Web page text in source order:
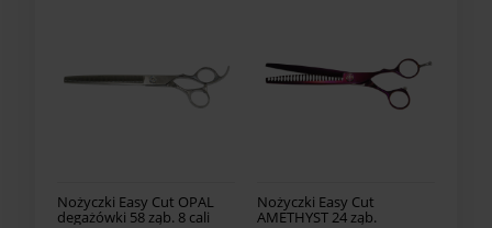
Nożyczki Easy Cut OPAL
degażówki 58 ząb. 8 cali
Nożyczki Easy Cut
AMETHYST 24 ząb.